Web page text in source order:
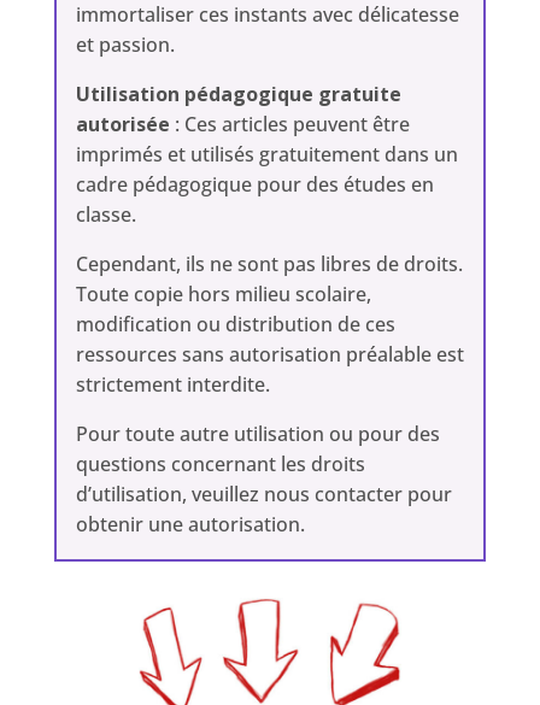
immortaliser ces instants avec délicatesse
et passion.
Utilisation pédagogique gratuite
autorisée : Ces articles peuvent être
imprimés et utilisés gratuitement dans un
cadre pédagogique pour des études en
classe.
Cependant, ils ne sont pas libres de droits.
Toute copie hors milieu scolaire,
modification ou distribution de ces
ressources sans autorisation préalable est
strictement interdite.
Pour toute autre utilisation ou pour des
questions concernant les droits
d’utilisation, veuillez nous contacter pour
obtenir une autorisation.